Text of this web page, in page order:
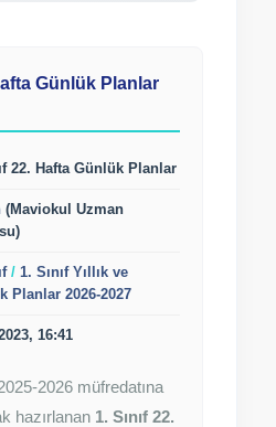
Günlük Planlar
22. Hafta Günlük Planlar
(Maviokul Uzman
/ 1. Sınıf Yıllık ve
Planlar 2026-2027
16:41
2026 müfredatına
hazırlanan 1. Sınıf 22.